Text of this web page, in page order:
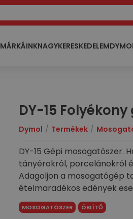
MÁRKÁINKNAGYKERESKEDELEM
DY-15
Dymol Termékek
DY-15 Gépi mosogatószer.
tányérokról, porcelánokról
Adagoljon a mosogatógép
ételmaradékos edények
gyártójának ajánlását. A
edényöblítő szerrel.
MOSOGATÓSZER ÖBLÍTŐ